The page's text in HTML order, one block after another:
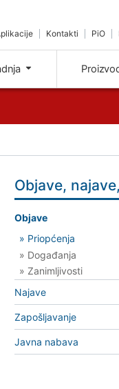
Kontakti PiO
Objave,
Objave
» Priopćenja
» Događanja
» Zanimljivosti
Najave
Zapošljavanje
Javna nabava